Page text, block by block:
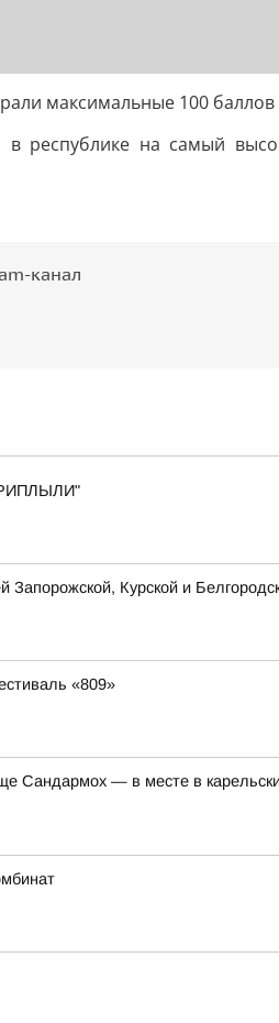
максимальные 100 баллов
республике на самый
канал
Курской и
«809»
Сандармох — в месте в